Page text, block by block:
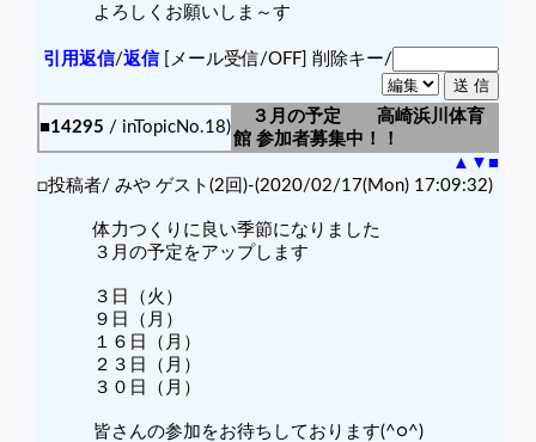
よろしくお願いしま～す
引用返信/返信[メール受信/OFF] 削除キー/
■14295 / inTopicNo.18)
３月の予定 高崎浜川体育
館 参加者募集中！！
▲ ▼ ■
□投稿者/ みや ゲスト(2回)-(2020/02/17(Mon) 17:09:32)
体力つくりに良い季節になりました
３月の予定をアップします
３日（火）
９日（月）
１６日（月）
２３日（月）
３０日（月）
皆さんの参加をお待ちしております(^○^)